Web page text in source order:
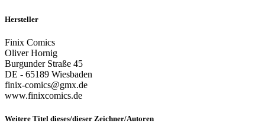
Hersteller
Finix Comics
Oliver Hornig
Burgunder Straße 45
DE - 65189 Wiesbaden
finix-comics@gmx.de
www.finixcomics.de
Weitere Titel dieses/dieser Zeichner/Autoren